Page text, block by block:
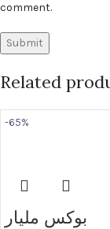
comment.
Related
-65%
بوكس مليار